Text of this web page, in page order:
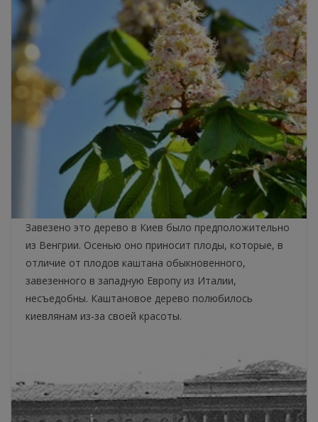
Завезено это дерево в Киев было предположительно
из Венгрии. Осенью оно приносит плоды, которые, в
отличие от плодов каштана обыкновенного,
завезенного в западную Европу из Италии,
несъедобны. Каштановое дерево полюбилось
киевлянам из-за своей красоты.